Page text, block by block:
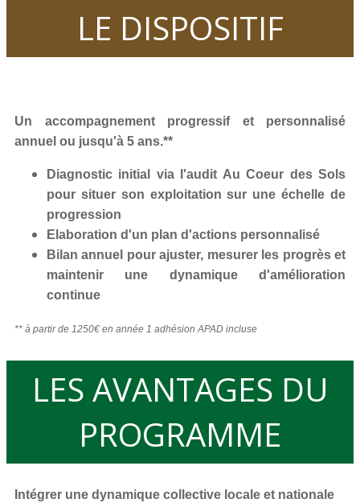
LE DISPOSITIF
Un accompagnement progressif et personnalisé
annuel ou jusqu'à 5 ans.**
Diagnostic initial via l'audit Au Coeur des Sols
pour situer son exploitation sur une échelle de
progression
Elaboration d'un plan d'actions personnalisé
Bilan annuel pour ajuster, mesurer les progrès et
maintenir une dynamique d'amélioration
continue
** à partir de 1250€ en année 1 adhésion APAD incluse
LES AVANTAGES DU
PROGRAMME
Intégrer une dynamique collective locale et nationale